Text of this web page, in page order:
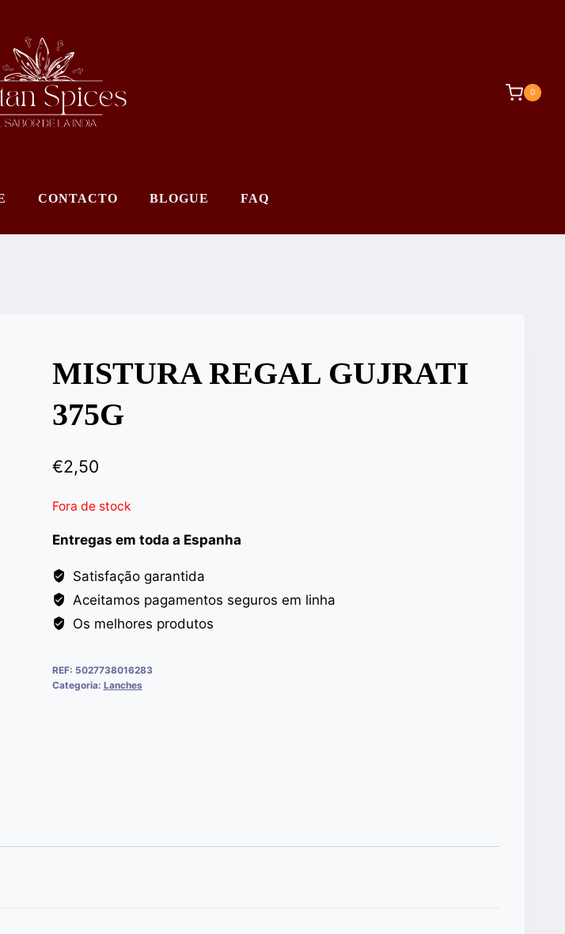
0
CONTACTO BLOGUE FAQ
MISTURA REGAL GUJRATI
375G
€2,50
Fora de stock
Entregas em toda a Espanha
Satisfação garantida
Aceitamos pagamentos seguros em linha
Os melhores produtos
REF: 5027738016283
Categoria: Lanches